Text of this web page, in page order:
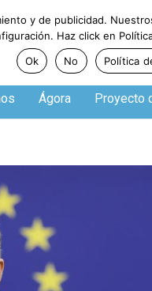
Ágora Proyecto
y de publicidad.
Haz click en
Ok
No Política